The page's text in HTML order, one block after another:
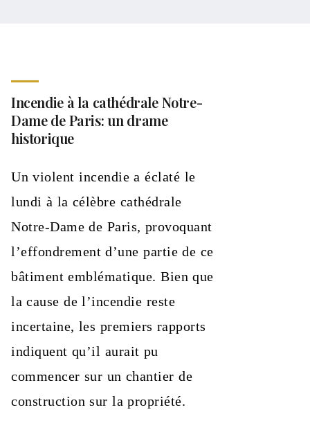
Incendie à la cathédrale Notre-
Dame de Paris: un drame
historique
Un violent incendie a éclaté le
lundi à la célèbre cathédrale
Notre-Dame de Paris, provoquant
l’effondrement d’une partie de ce
bâtiment emblématique. Bien que
la cause de l’incendie reste
incertaine, les premiers rapports
indiquent qu’il aurait pu
commencer sur un chantier de
construction sur la propriété.